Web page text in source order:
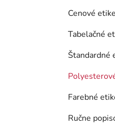
Cenové
Tabelačné
Štandardné
Farebné
Ručne